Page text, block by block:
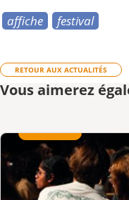
affiche festival
RETOUR AUX ACTUALITÉS
Vous aimerez